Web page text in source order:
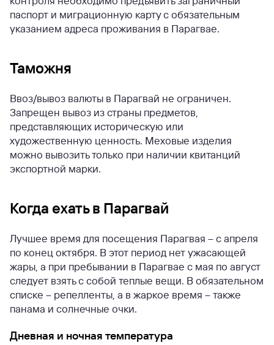
паспорт и миграционную карту с обязательным
указанием адреса проживания в Парагвае.
Таможня
Ввоз/вывоз валюты в Парагвай не ограничен.
Запрещен вывоз из страны предметов,
представляющих историческую или
художественную ценность. Меховые изделия
можно вывозить только при наличии квитанций
экспортной марки.
Когда ехать в Парагвай
Лучшее время для посещения Парагвая – с апреля
по конец октября. В этот период нет ужасающей
жары, а при пребывании в Парагвае с мая по август
следует взять с собой теплые вещи. В обязательном
списке – репелленты, а в жаркое время – также
панама и солнечные очки.
Дневная и ночная температура